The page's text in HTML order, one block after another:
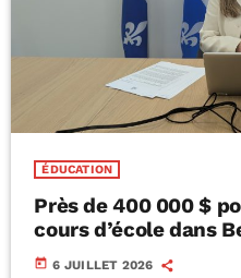
ÉDUCATION
Près de 400 000 $
cours d’école dans
today 6 JUILLET 2026